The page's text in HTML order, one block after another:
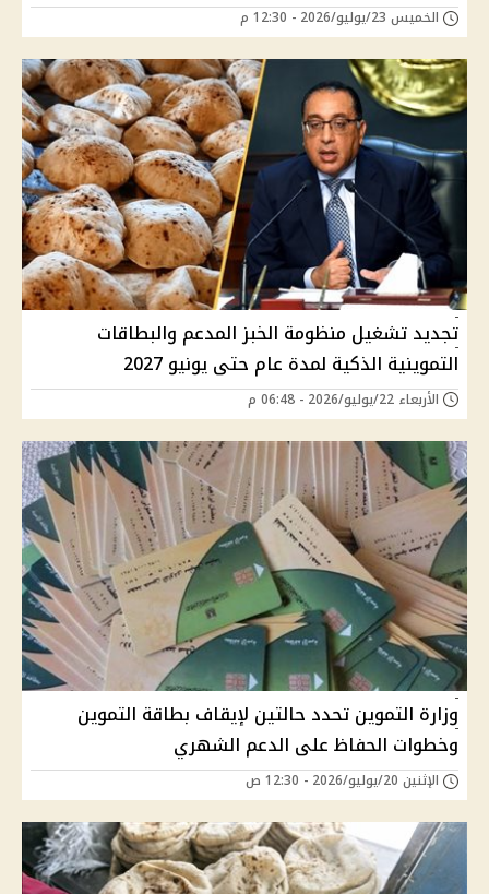
الخميس 23/يوليو/2026 - 12:30 م
تجديد تشغيل منظومة الخبز المدعم والبطاقات
التموينية الذكية لمدة عام حتى يونيو 2027
الأربعاء 22/يوليو/2026 - 06:48 م
وزارة التموين تحدد حالتين لإيقاف بطاقة التموين
وخطوات الحفاظ على الدعم الشهري
الإثنين 20/يوليو/2026 - 12:30 ص